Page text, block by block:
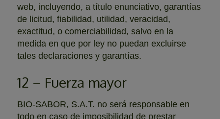
web, incluyendo, a título enunciativo, garantías
de licitud, fiabilidad, utilidad, veracidad,
exactitud, o comerciabilidad, salvo en la
medida en que por ley no puedan excluirse
tales declaraciones y garantías.
12 – Fuerza mayor
BIO-SABOR, S.A.T. no será responsable en
todo en caso de imposibilidad de prestar